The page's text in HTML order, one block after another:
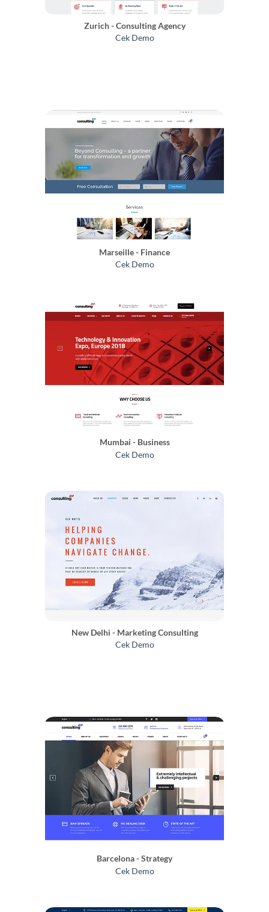
Zurich - Consulting Agency
Cek Demo
Marseille - Finance
Cek Demo
Mumbai - Business
Cek Demo
New Delhi - Marketing Consulting
Cek Demo
Barcelona - Strategy
Cek Demo